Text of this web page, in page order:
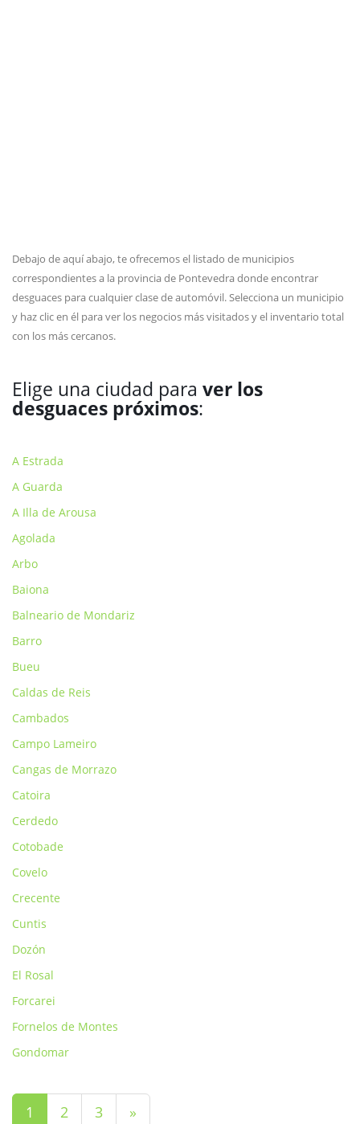
Debajo de aquí abajo, te ofrecemos el listado de municipios
correspondientes a la provincia de Pontevedra donde encontrar
desguaces para cualquier clase de automóvil. Selecciona un municipio
y haz clic en él para ver los negocios más visitados y el inventario total
con los más cercanos.
Elige una ciudad para ver los
desguaces próximos:
A Estrada
A Guarda
A Illa de Arousa
Agolada
Arbo
Baiona
Balneario de Mondariz
Barro
Bueu
Caldas de Reis
Cambados
Campo Lameiro
Cangas de Morrazo
Catoira
Cerdedo
Cotobade
Covelo
Crecente
Cuntis
Dozón
El Rosal
Forcarei
Fornelos de Montes
Gondomar
1 (current)
2 3 »